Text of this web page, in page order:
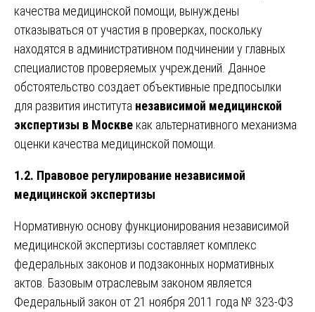
качества медицинской помощи, вынуждены
отказываться от участия в проверках, поскольку
находятся в административном подчинении у главных
специалистов проверяемых учреждений. Данное
обстоятельство создает объективные предпосылки
для развития института независимой медицинской
экспертизы в Москве как альтернативного механизма
оценки качества медицинской помощи.
1.2. Правовое регулирование независимой
медицинской экспертизы
Нормативную основу функционирования независимой
медицинской экспертизы составляет комплекс
федеральных законов и подзаконных нормативных
актов. Базовым отраслевым законом является
Федеральный закон от 21 ноября 2011 года № 323-ФЗ